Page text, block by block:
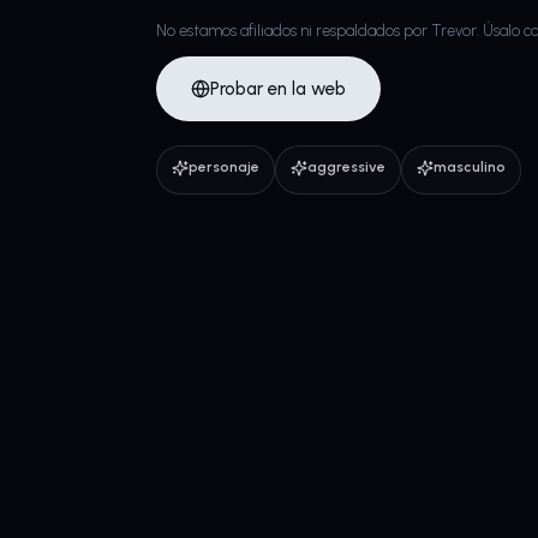
No estamos afiliados ni respaldados por Trevor. Úsalo
Probar en la web
personaje aggressive masculino